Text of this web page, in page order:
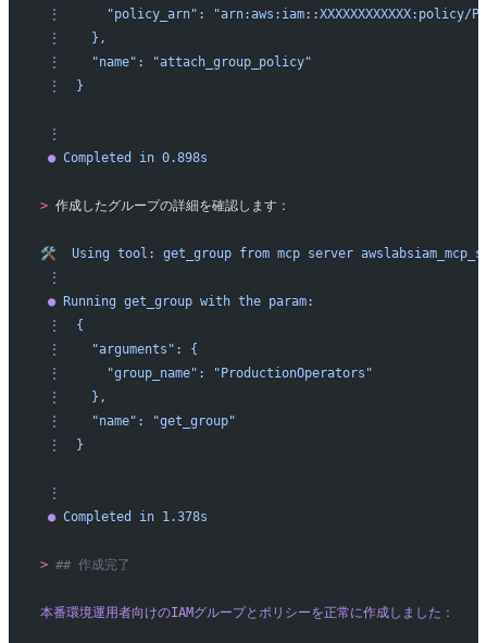
⋮
      "policy_arn":
⋮
    },
⋮
    "name":
"attach_group_policy"
⋮
  }
⋮
● Completed in 0.898s
> 作成したグループの詳細を確認します：
🛠️
  Using
tool: get_group from mcp server
⋮
● Running get_group with the param:
⋮
  {
⋮
    "arguments":
{
⋮
      "group_name":
"ProductionOperators"
⋮
    },
⋮
    "name":
"get_group"
⋮
  }
⋮
● Completed in 1.378s
> ## 作成完了
本番環境運用者向けのIAMグループとポリシーを正常に作成しました：